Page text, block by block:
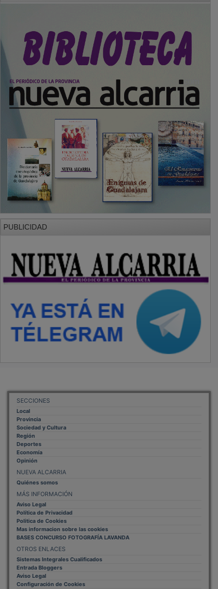
SECCIONES
Local
Provincia
Sociedad y Cultura
Región
Deportes
Economía
Opinión
NUEVA ALCARRIA
Quiénes somos
MÁS INFORMACIÓN
Aviso Legal
Política de Privacidad
Politica de Cookies
Mas informacion sobre las cookies
BASES CONCURSO FOTOGRAFÍA LAVANDA
Sistemas Integrales Cualificados
Entrada Bloggers
Aviso Legal
Configuración de Cookies
Empleo Trabajando.es